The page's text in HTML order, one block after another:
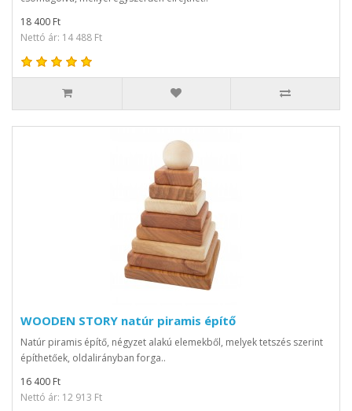
18 400 Ft
Nettó ár: 14 488 Ft
WOODEN STORY natúr piramis építő
Natúr piramis építő, négyzet alakú elemekből, melyek tetszés szerint
építhetőek, oldalirányban forga..
16 400 Ft
Nettó ár: 12 913 Ft